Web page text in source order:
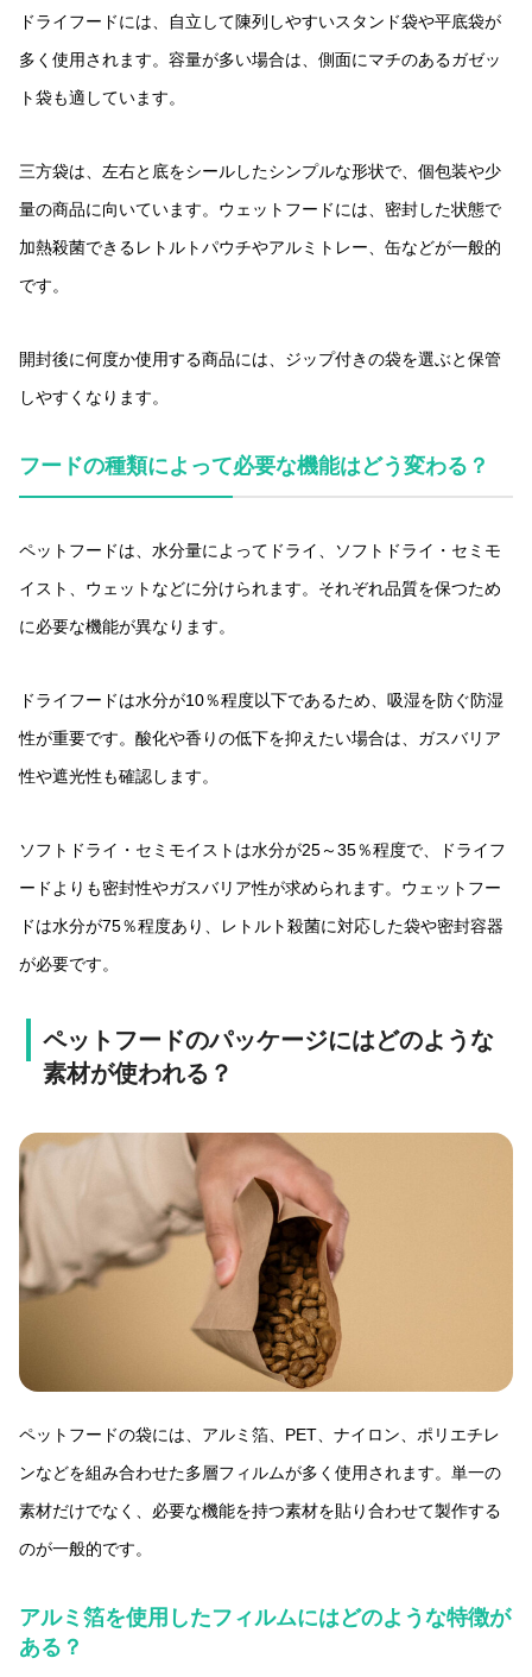
ドライフードには、自立して陳列しやすいスタンド袋や平底袋が
多く使用されます。容量が多い場合は、側面にマチのあるガゼッ
ト袋も適しています。
三方袋は、左右と底をシールしたシンプルな形状で、個包装や少
量の商品に向いています。ウェットフードには、密封した状態で
加熱殺菌できるレトルトパウチやアルミトレー、缶などが一般的
です。
開封後に何度か使用する商品には、ジップ付きの袋を選ぶと保管
しやすくなります。
フードの種類によって必要な機能はどう変わる？
ペットフードは、水分量によってドライ、ソフトドライ・セミモ
イスト、ウェットなどに分けられます。それぞれ品質を保つため
に必要な機能が異なります。
ドライフードは水分が10％程度以下であるため、吸湿を防ぐ防湿
性が重要です。酸化や香りの低下を抑えたい場合は、ガスバリア
性や遮光性も確認します。
ソフトドライ・セミモイストは水分が25～35％程度で、ドライフ
ードよりも密封性やガスバリア性が求められます。ウェットフー
ドは水分が75％程度あり、レトルト殺菌に対応した袋や密封容器
が必要です。
ペットフードのパッケージにはどのような
素材が使われる？
ペットフードの袋には、アルミ箔、PET、ナイロン、ポリエチレ
ンなどを組み合わせた多層フィルムが多く使用されます。単一の
素材だけでなく、必要な機能を持つ素材を貼り合わせて製作する
のが一般的です。
アルミ箔を使用したフィルムにはどのような特徴が
ある？